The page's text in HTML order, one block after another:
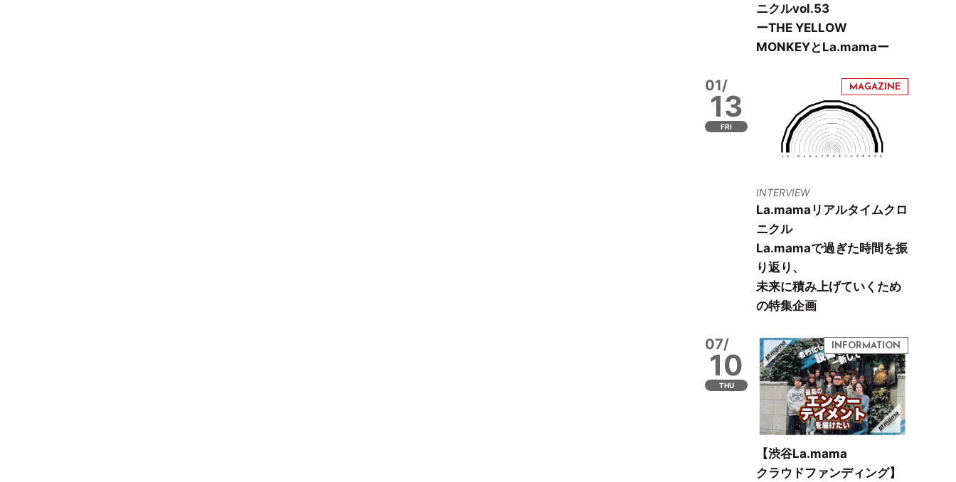
ニクルvol.53
ーTHE YELLOW
MONKEYとLa.mamaー
01/
13
FRI
INTERVIEW
La.mamaリアルタイムクロ
ニクル
La.mamaで過ぎた時間を振
り返り、
未来に積み上げていくため
の特集企画
07/
10
THU
【渋谷La.mama
クラウドファンディング】